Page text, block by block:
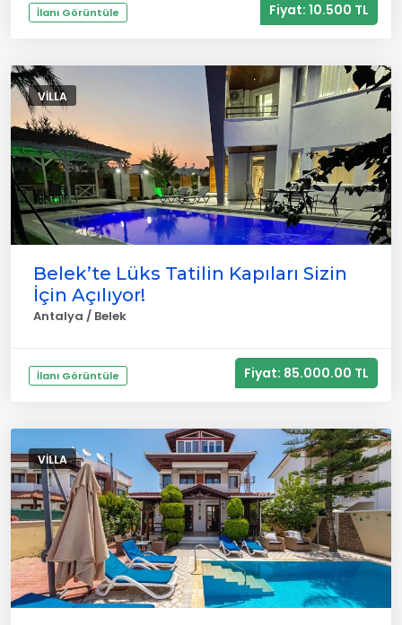
İlanı Görüntüle Fiyat: 10.500 TL
VILLA
Belek’te Lüks Tatilin Kapıları Sizin
İçin Açılıyor!
Antalya / Belek
İlanı Görüntüle Fiyat: 85.000.00 TL
VILLA